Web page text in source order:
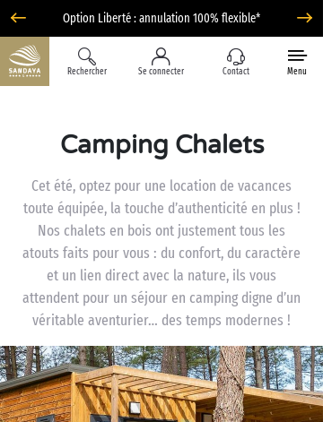
Option Liberté : annulation 100% flexible*
Rechercher Se connecter Contact Menu
Camping Chalets
Cet été, optez pour une location de vacances
toute équipée, la touche d’authenticité en plus !
Nos chalets en bois ont justement tous les
atouts faits pour vous : du confort, du caractère
et un lien direct avec la nature, ils vous
attendent pour un séjour en camping digne d’un
véritable aventurier… des temps modernes !